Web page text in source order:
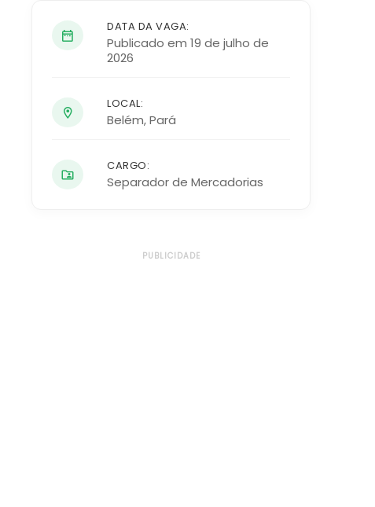
DATA DA VAGA:
Publicado em 19 de julho de
2026
LOCAL:
Belém,Pará
CARGO:
Separador de Mercadorias
PUBLICIDADE